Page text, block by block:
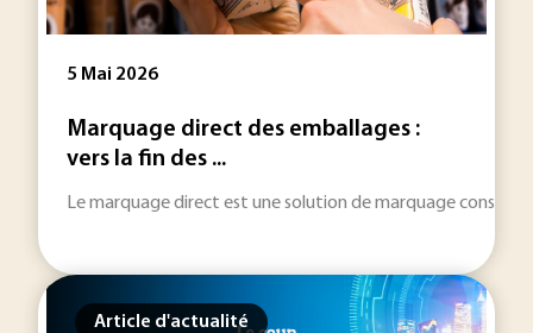
5 Mai 2026
Marquage direct des emballages :
vers la fin des ...
Le marquage direct est une solution de marquage
Article d'actualité